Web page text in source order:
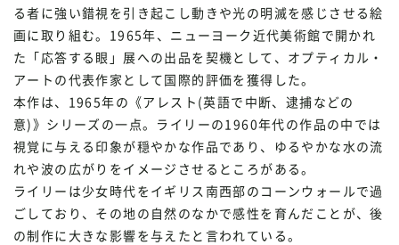
る者に強い錯視を引き起こし動きや光の明滅を感じさせる絵
画に取り組む。1965年、ニューヨーク近代美術館で開かれ
た「応答する眼」展への出品を契機として、オプティカル・
アートの代表作家として国際的評価を獲得した。
本作は、1965年の《アレスト(英語で中断、逮捕などの
意)》シリーズの一点。ライリーの1960年代の作品の中では
視覚に与える印象が穏やかな作品であり、ゆるやかな水の流
れや波の広がりをイメージさせるところがある。
ライリーは少女時代をイギリス南西部のコーンウォールで過
ごしており、その地の自然のなかで感性を育んだことが、後
の制作に大きな影響を与えたと言われている。